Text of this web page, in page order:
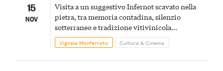
15
NOV
Visita a un suggestivo Infernot scavato nella
pietra, tra memoria contadina, silenzio
sotterraneo e tradizione vitivinicola
monferrina
Vignale Monferrato Cultura & Cinema